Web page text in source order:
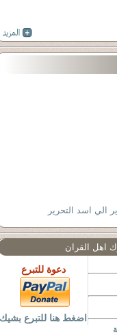
الي اسد التحرير
اهل القران
دعوة للتبرع
اضغط هنا للتبرع بشيك